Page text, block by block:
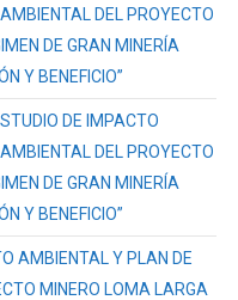
DEL PROYECTO
DE GRAN MINERÍA
Y BENEFICIO”
DE IMPACTO
DEL PROYECTO
DE GRAN MINERÍA
Y BENEFICIO”
AMBIENTAL Y PLAN DE
MINERO LOMA LARGA